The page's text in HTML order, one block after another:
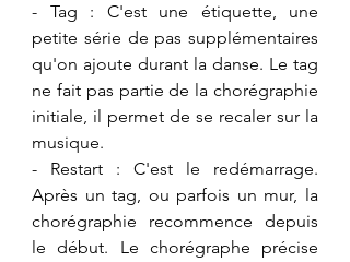
​- Tag : C'est une étiquette, une
petite série de pas supplémentaires
qu'on ajoute durant la danse. Le tag
ne fait pas partie de la chorégraphie
initiale, il permet de se recaler sur la
musique.
​- Restart : C'est le redémarrage.
Après un tag, ou parfois un mur, la
chorégraphie recommence depuis
le début. Le chorégraphe précise